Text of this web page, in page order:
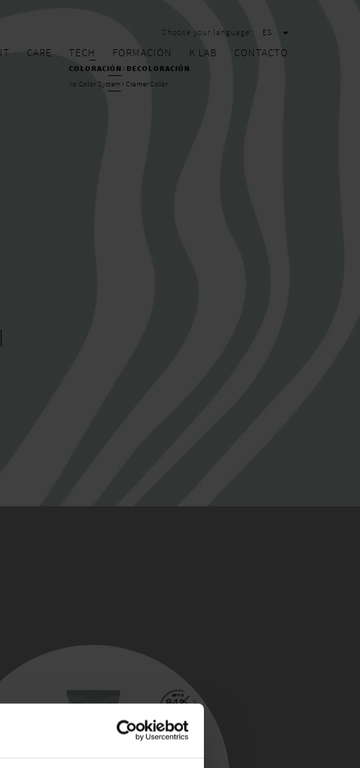
Choose your language: ES
CARE TECH
COLORACIÓN
Yo Color System
Cramer Color
DECOLORACIÓN
FORMACIÓN K.LAB CONTACTO